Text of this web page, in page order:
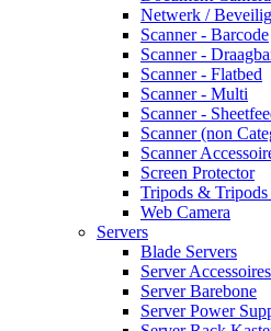
Netwerk /
Scanner - Barcode
Scanner -
Scanner - Flatbed
Scanner - Multi
Scanner -
Scanner (non
Scanner
Screen Protector
Tripods & Tripods
Web Camera
Servers
Blade Servers
Server Accessoires
Server Barebone
Server Power